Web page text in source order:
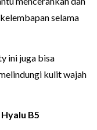
selama
ini juga bisa
kulit wajah
B5